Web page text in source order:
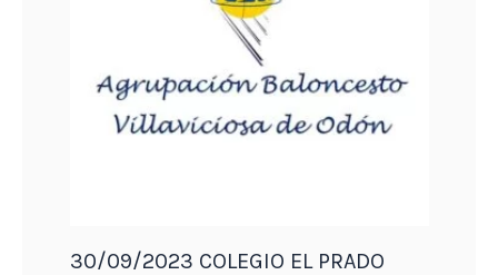
30/09/2023 COLEGIO EL PRADO